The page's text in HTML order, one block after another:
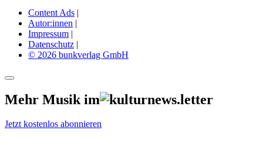
Content Ads |
Autor:innen |
Impressum |
Datenschutz |
© 2026 bunkverlag GmbH
Mehr Musik im
Jetzt kostenlos abonnieren